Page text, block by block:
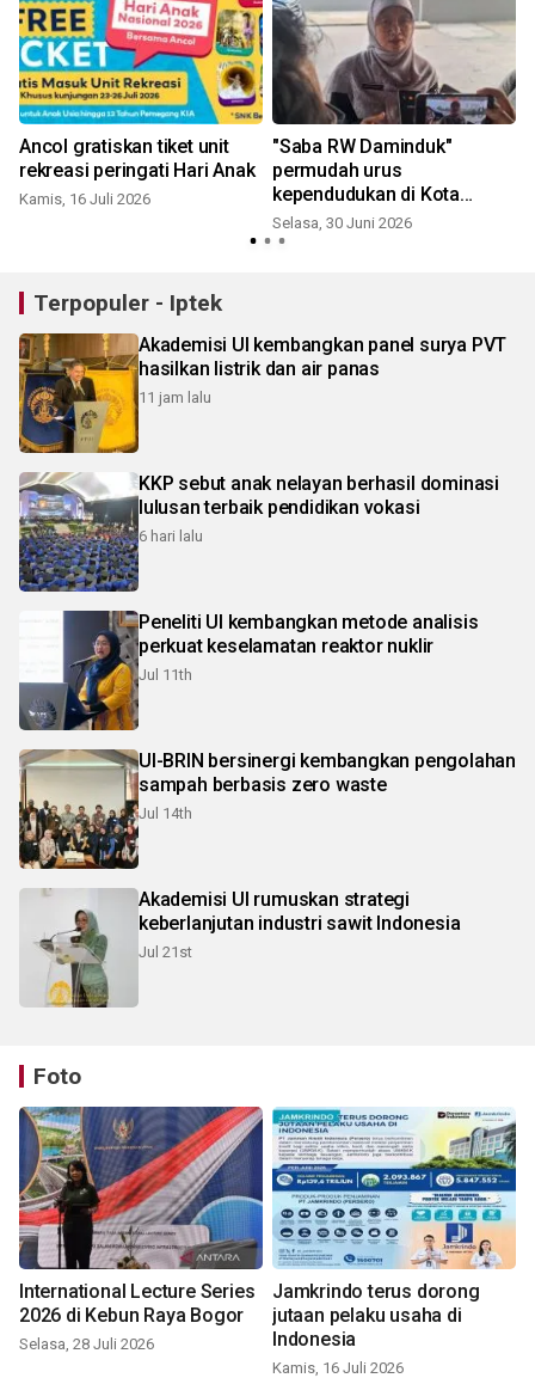
Ancol gratiskan tiket unit
rekreasi peringati Hari Anak
Kamis, 16 Juli 2026
"Saba RW Daminduk"
permudah urus
kependudukan di Kota
Depok
Selasa, 30 Juni 2026
Terpopuler - Iptek
Akademisi UI kembangkan panel surya PVT
hasilkan listrik dan air panas
11 jam lalu
KKP sebut anak nelayan berhasil dominasi
lulusan terbaik pendidikan vokasi
6 hari lalu
Peneliti UI kembangkan metode analisis
perkuat keselamatan reaktor nuklir
Jul 11th
UI-BRIN bersinergi kembangkan pengolahan
sampah berbasis zero waste
Jul 14th
Akademisi UI rumuskan strategi
keberlanjutan industri sawit Indonesia
Jul 21st
Foto
International Lecture Series
2026 di Kebun Raya Bogor
Selasa, 28 Juli 2026
Jamkrindo terus dorong
jutaan pelaku usaha di
Indonesia
Kamis, 16 Juli 2026